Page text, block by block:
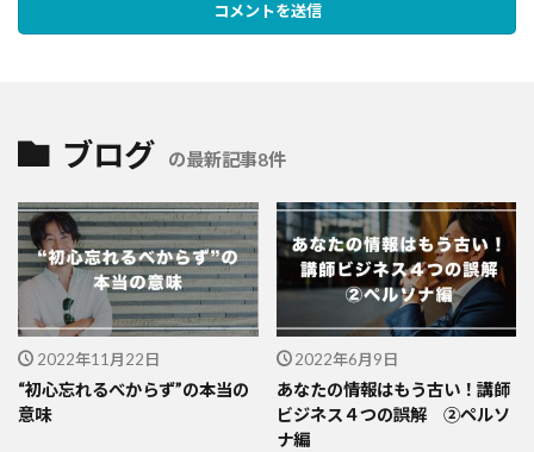
ブログ の最新記事8件
2022年11月22日
“初心忘れるべからず”の本当の
意味
2022年6月9日
あなたの情報はもう古い！講師
ビジネス４つの誤解 ②ペルソ
ナ編